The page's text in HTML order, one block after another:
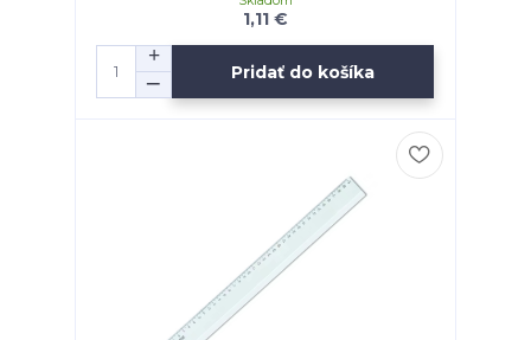
1,11 €
Pridať do košíka